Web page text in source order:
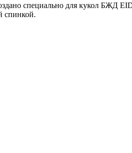
специально для кукол БЖД
спинкой.